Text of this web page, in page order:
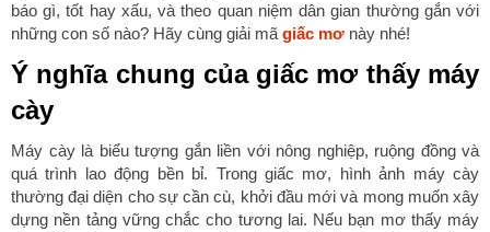
báo gì, tốt hay xấu, và theo quan niệm dân gian thường gắn với
những con số nào? Hãy cùng giải mã giấc mơ này nhé!
Ý nghĩa chung của giấc mơ thấy máy
cày
Máy cày là biểu tượng gắn liền với nông nghiệp, ruộng đồng và
quá trình lao động bền bỉ. Trong giấc mơ, hình ảnh máy cày
thường đại diện cho sự cần cù, khởi đầu mới và mong muốn xây
dựng nền tảng vững chắc cho tương lai. Nếu bạn mơ thấy máy